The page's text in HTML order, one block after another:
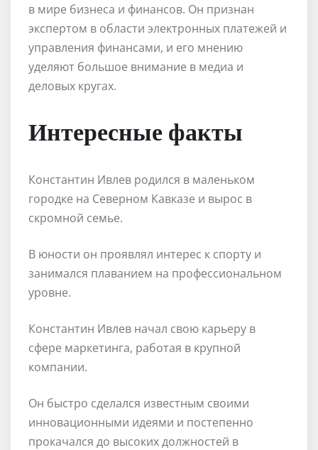
в мире бизнеса и финансов. Он признан
экспертом в области электронных платежей и
управления финансами, и его мнению
уделяют большое внимание в медиа и
деловых кругах.
Интересные факты
Константин Ивлев родился в маленьком
городке на Северном Кавказе и вырос в
скромной семье.
В юности он проявлял интерес к спорту и
занимался плаванием на профессиональном
уровне.
Константин Ивлев начал свою карьеру в
сфере маркетинга, работая в крупной
компании.
Он быстро сделался известным своими
инновационными идеями и постепенно
прокачался до высоких должностей в